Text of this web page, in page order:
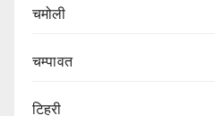
चमोली
चम्पावत
टिहरी